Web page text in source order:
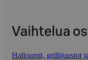
Vaihtelua
Halloumit, grillijuustot